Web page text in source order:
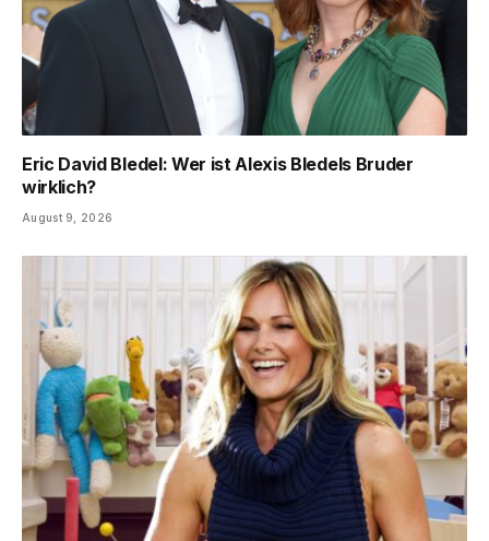
Eric David Bledel: Wer ist Alexis Bledels Bruder
wirklich?
August 9, 2026